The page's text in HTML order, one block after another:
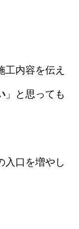
工内容を伝え
」と思っても
入口を増やし